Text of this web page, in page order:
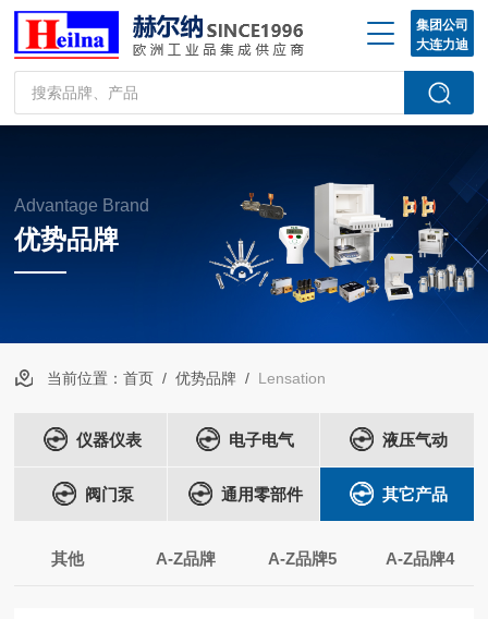
集团公司
大连力迪
Advantage Brand
优势品牌
当前位置：首页 /优势品牌 / Lensation
仪器仪表 电子电气 液压气动
阀门泵 通用零部件 其它产品
其他 A-Z品牌 A-Z品牌5 A-Z品牌4